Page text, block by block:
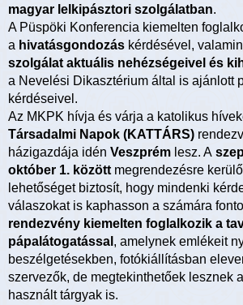
magyar lelkipásztori szolgálatban.
A Püspöki Konferencia kiemelten
a hivatásgondozás kérdésével,
szolgálat aktuális nehézségeivel és
a Nevelési Dikasztérium által is ajánlott
kérdéseivel.
Az MKPK hívja és várja a katolikus
Társadalmi Napok (KATTÁRS)
házigazdája idén Veszprém lesz. A
október 1. közöttmegrendezésre
lehetőséget biztosít, hogy mindenki
válaszokat is kaphasson a számára
rendezvény kiemelten foglalkozik a
pápalátogatással , amelynek emlékeit
beszélgetésekben, fotókiállításban
szervezők, de megtekinthetőek lesznek
használt tárgyak is.